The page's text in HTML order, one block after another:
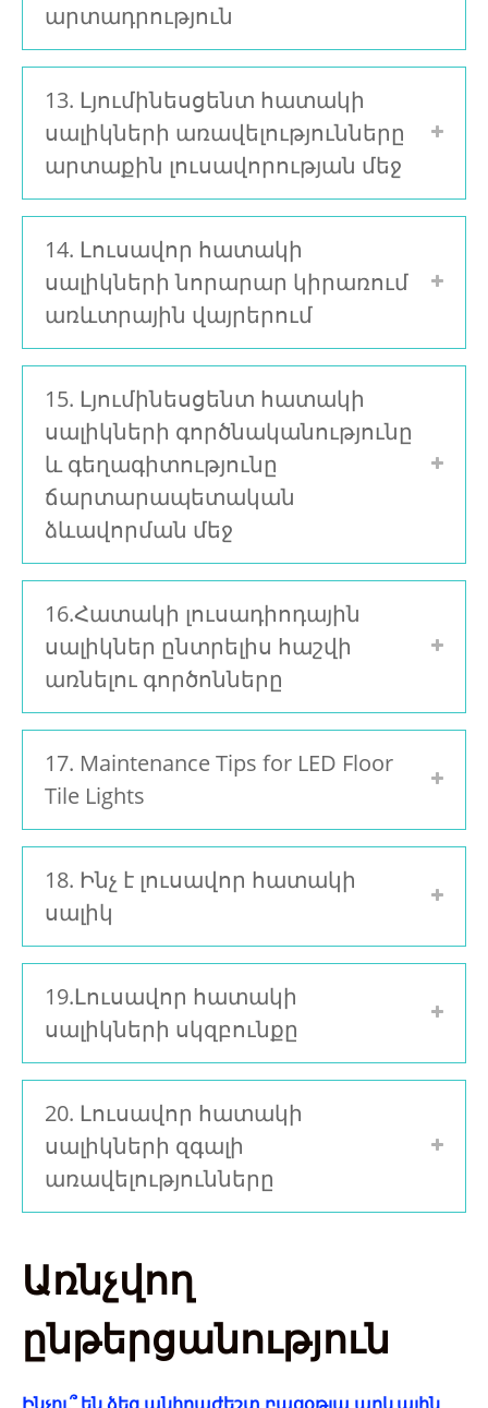
արտադրություն
13. Լյումինեսցենտ հատակի
սալիկների առավելությունները
արտաքին լուսավորության մեջ
14. Լուսավոր հատակի
սալիկների նորարար կիրառում
առևտրային վայրերում
15. Լյումինեսցենտ հատակի
սալիկների գործնականությունը
և գեղագիտությունը
ճարտարապետական ​​
ձևավորման մեջ
16.Հատակի լուսադիոդային
սալիկներ ընտրելիս հաշվի
առնելու գործոնները
17. Maintenance Tips for LED Floor
Tile Lights
18. Ինչ է լուսավոր հատակի
սալիկ
19.Լուսավոր հատակի
սալիկների սկզբունքը
20. Լուսավոր հատակի
սալիկների զգալի
առավելությունները
Առնչվող
ընթերցանություն